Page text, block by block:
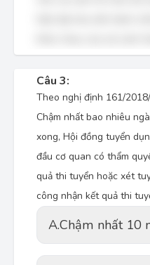
Câu 3:
Theo nghị định 161/
Chậm nhất bao nhiêu
xong, Hội đồng tuyển
đầu cơ quan có thẩm
quả thi tuyển hoặc xét
công nhận kết quả thi
A.Chậm nhất 10